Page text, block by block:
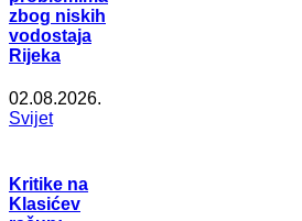
zbog niskih
vodostaja
Rijeka
02.08.2026.
Svijet
Kritike na
Klasićev